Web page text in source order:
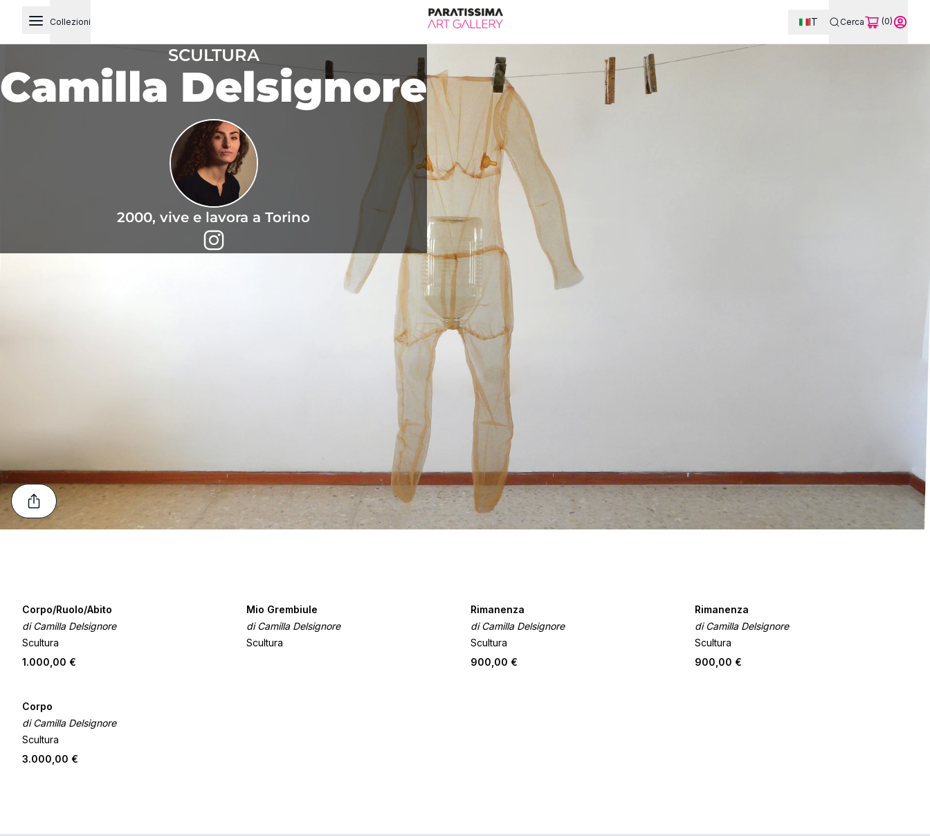
Open main menu
Collezioni IT Cerca (0)
SCULTURA
Camilla Delsignore
2000, vive e lavora a Torino
Corpo/Ruolo/Abito
di Camilla Delsignore
Scultura
1.000,00 €
Mio Grembiule
di Camilla Delsignore
Scultura
Rimanenza
di Camilla Delsignore
Scultura
900,00 €
Rimanenza
di Camilla Delsignore
Scultura
900,00 €
Corpo
di Camilla Delsignore
Scultura
3.000,00 €